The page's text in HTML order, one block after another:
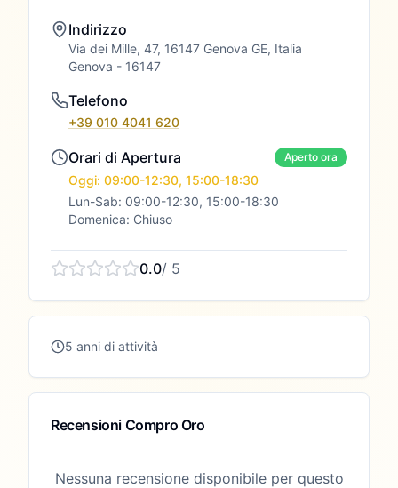
Indirizzo
Via dei Mille, 47, 16147 Genova GE, Italia
Genova - 16147
Telefono
+39 010 4041 620
Orari di Apertura Aperto ora
Oggi: 09:00-12:30, 15:00-18:30
Lun-Sab: 09:00-12:30, 15:00-18:30
Domenica: Chiuso
0.0/ 5
5 anni di attività
Recensioni Compro Oro
Nessuna recensione disponibile per questo